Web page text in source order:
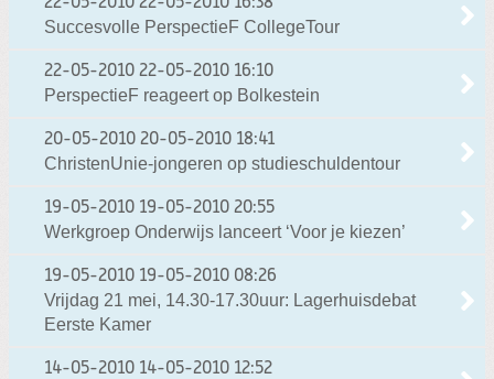
Succesvolle PerspectieF CollegeTour
22-05-2010 22-05-2010 16:10
PerspectieF reageert op Bolkestein
20-05-2010 20-05-2010 18:41
ChristenUnie-jongeren op studieschuldentour
19-05-2010 19-05-2010 20:55
Werkgroep Onderwijs lanceert ‘Voor je kiezen’
19-05-2010 19-05-2010 08:26
Vrijdag 21 mei, 14.30-17.30uur: Lagerhuisdebat
Eerste Kamer
14-05-2010 14-05-2010 12:52